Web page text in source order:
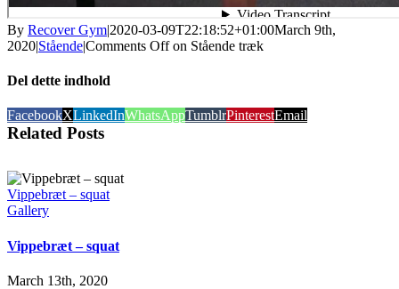
By Recover Gym|2020-03-09T22:18:52+01:00March 9th,
2020|Stående|Comments Offon Stående træk
Del dette indhold
FacebookXLinkedInWhatsAppTumblrPinterestEmail
Related Posts
Vippebræt – squat
Gallery
Vippebræt – squat
March 13th, 2020